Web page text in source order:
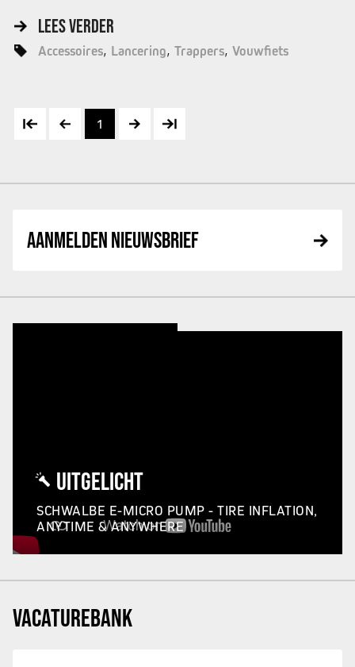
LEES VERDER
Accessoires Lancering Trappers Vouwfiets
1
AANMELDEN NIEUWSBRIEF
UITGELICHT
SCHWALBE E-MICRO PUMP - TIRE INFLATION,
ANYTIME & ANYWHERE
VACATUREBANK